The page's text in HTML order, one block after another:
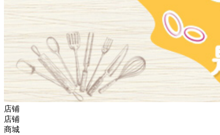
店铺
店铺
商城